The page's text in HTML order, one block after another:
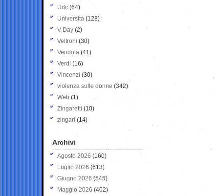
Udc (64)
Università (128)
V-Day (2)
Veltroni (30)
Vendola (41)
Verdi (16)
Vincenzi (30)
violenza sulle donne (342)
Web (1)
Zingaretti (10)
zingari (14)
Archivi
Agosto 2026 (160)
Luglio 2026 (613)
Giugno 2026 (545)
Maggio 2026 (402)